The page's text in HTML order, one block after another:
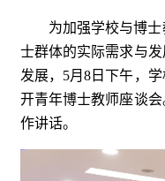
为加强学校与博
士群体的实际需求与
发展，5月8日下午，
开青年博士教师座谈
作讲话。